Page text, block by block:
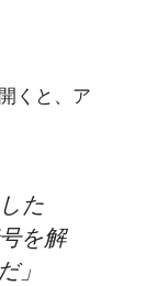
くと、ア
た
を解
」